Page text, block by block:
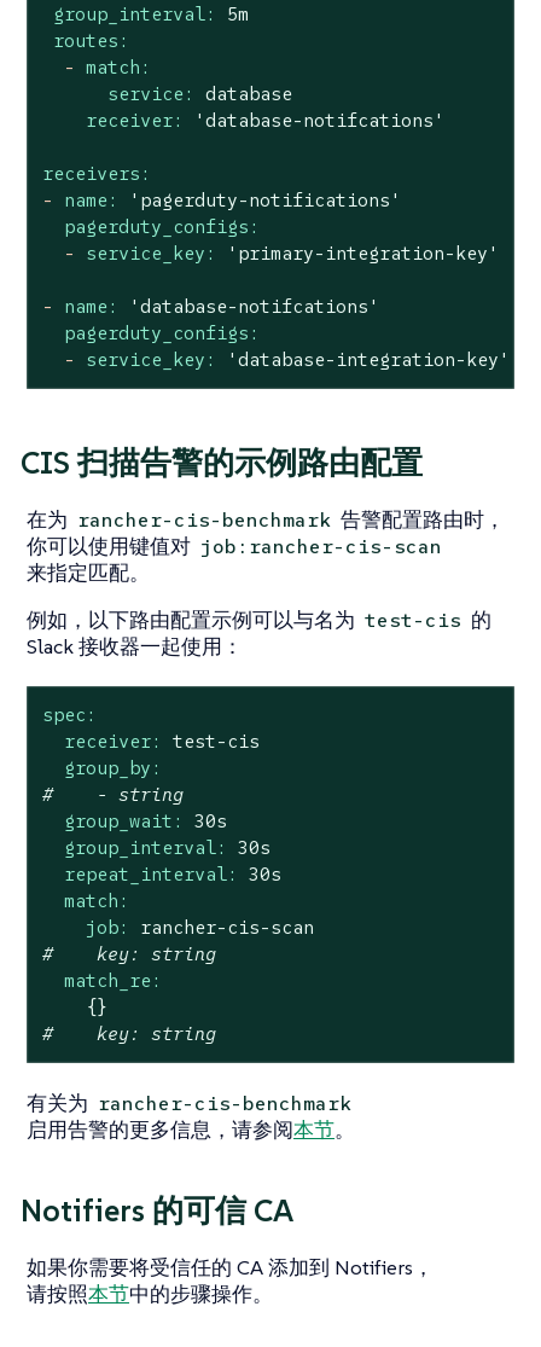
group_interval:
5m
routes:
- match:
service:
database
receiver:
'database-notifcations'
receivers:
-
name:
'pagerduty-notifications'
pagerduty_configs:
-
service_key: 'primary-integration-key'
- name:
'database-notifcations'
pagerduty_configs:
-
service_key: 'database-integration-key'
CIS 扫描告警的示例路由配置
在为 rancher-cis-benchmark 告警配置路由时，
你可以使用键值对 job:rancher-cis-scan
来指定匹配。
例如，以下路由配置示例可以与名为 test-cis 的
Slack 接收器一起使用：
spec:
receiver:
test-cis
group_by:
#    - string
group_wait:
30s
group_interval:
30s
repeat_interval:
30s
match:
job:
rancher-cis-scan
#    key: string
match_re:
{}
#    key: string
有关为 rancher-cis-benchmark
启用告警的更多信息，请参阅本节。
Notifiers 的可信 CA
如果你需要将受信任的 CA 添加到 Notifiers，
请按照本节中的步骤操作。